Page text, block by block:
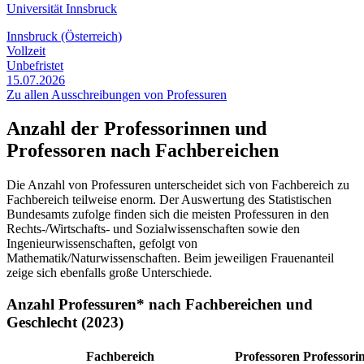
Universität Innsbruck
Innsbruck (Österreich)
Vollzeit
Unbefristet
15.07.2026
Zu allen Ausschreibungen von Professuren
Anzahl der Professorinnen und
Professoren nach Fachbereichen
Die Anzahl von Professuren unterscheidet sich von Fachbereich zu
Fachbereich teilweise enorm. Der Auswertung des Statistischen
Bundesamts zufolge finden sich die meisten Professuren in den
Rechts-/Wirtschafts- und Sozialwissenschaften sowie den
Ingenieurwissenschaften, gefolgt von
Mathematik/Naturwissenschaften. Beim jeweiligen Frauenanteil
zeige sich ebenfalls große Unterschiede.
Anzahl Professuren* nach Fachbereichen und
Geschlecht (2023)
Fachbereich Professoren